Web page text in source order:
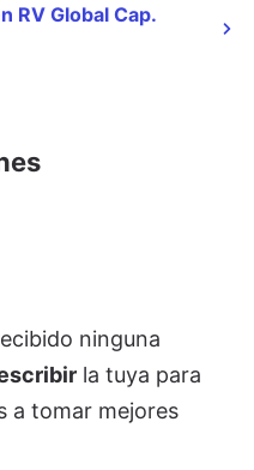
RV Global Cap.
ninguna
la tuya para
a tomar mejores